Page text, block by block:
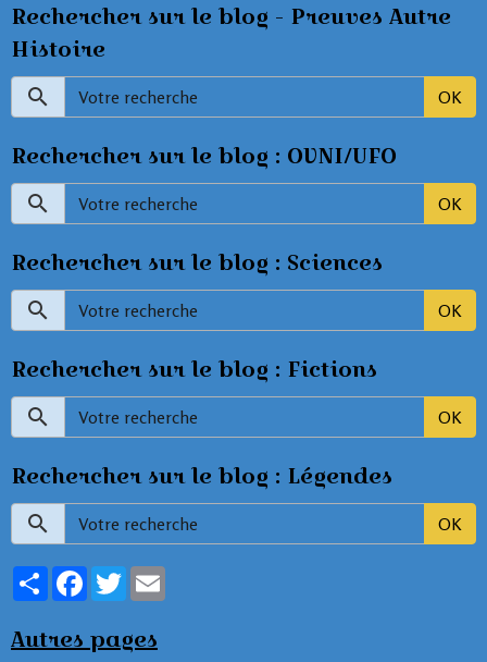
Rechercher sur le blog - Preuves Autre
Histoire
OK
Rechercher sur le blog : OVNI/UFO
OK
Rechercher sur le blog : Sciences
OK
Rechercher sur le blog : Fictions
OK
Rechercher sur le blog : Légendes
OK
PartagerFacebookTwitter
Autres pages